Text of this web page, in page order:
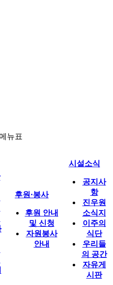
뉴표
후원·봉사
후원 안내
및 신청
자원봉사
안내
시설소식
공지사
항
진우원
소식지
이주의
식단
우리들
의 공간
자유게
시판